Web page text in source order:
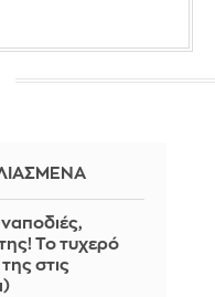
Το τυχερό
στις